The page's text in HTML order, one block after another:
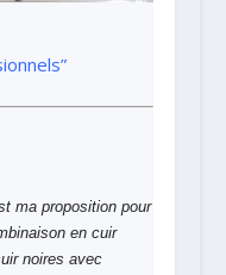
ma proposition pour
en cuir
noires avec